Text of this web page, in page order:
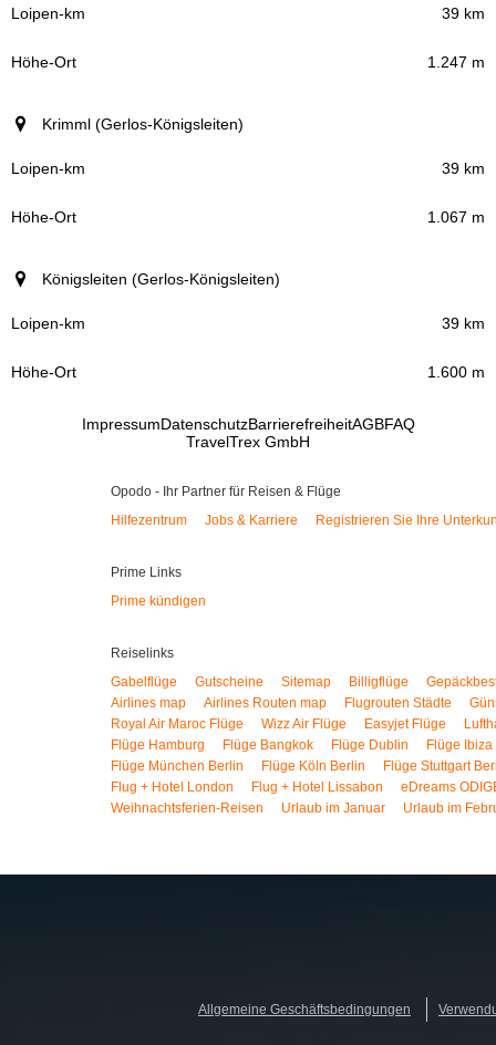
Loipen-km 39 km
1.247 m
Krimml (Gerlos-Königsleiten)
39 km
1.067 m
Königsleiten (Gerlos-Königsleiten)
39 km
1.600 m
ImpressumDatenschutzBarrierefreiheitAGBFAQ
TravelTrex GmbH